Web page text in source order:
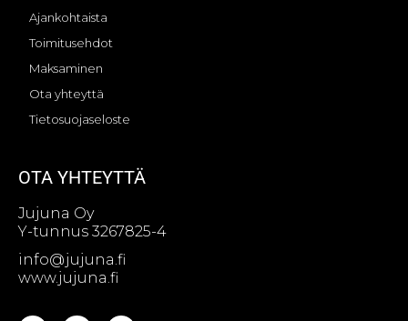
Ajankohtaista
Toimitusehdot
Maksaminen
Ota yhteyttä
Tietosuojaseloste
OTA YHTEYTTÄ
Jujuna Oy
Y-tunnus 3267825-4
info@jujuna.fi
www.jujuna.fi